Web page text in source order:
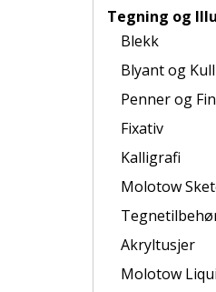
Tegning og
Blekk
Blyant og Kull
Penner og
Fixativ
Kalligrafi
Molotow
Akryltusjer
Molotow